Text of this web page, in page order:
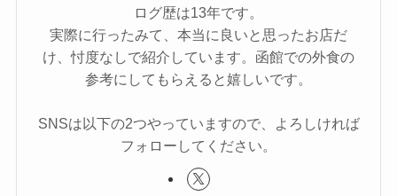
ログ歴は13年です。
実際に行ったみて、本当に良いと思ったお店だ
け、忖度なしで紹介しています。函館での外食の
参考にしてもらえると嬉しいです。
SNSは以下の2つやっていますので、よろしければ
フォローしてください。